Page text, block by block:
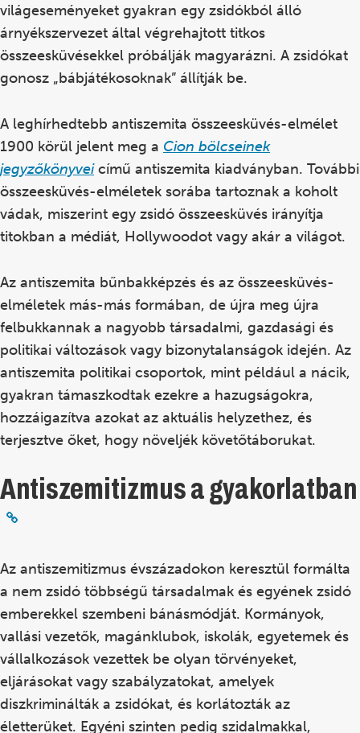
világeseményeket gyakran egy zsidókból álló
árnyékszervezet által végrehajtott titkos
összeesküvésekkel próbálják magyarázni. A zsidókat
gonosz „bábjátékosoknak” állítják be.
A leghírhedtebb antiszemita összeesküvés-elmélet
1900 körül jelent meg a Cion bölcseinek
jegyzőkönyveicímű antiszemita kiadványban. További
összeesküvés-elméletek sorába tartoznak a koholt
vádak, miszerint egy zsidó összeesküvés irányítja
titokban a médiát, Hollywoodot vagy akár a világot.
Az antiszemita bűnbakképzés és az összeesküvés-
elméletek más-más formában, de újra meg újra
felbukkannak a nagyobb társadalmi, gazdasági és
politikai változások vagy bizonytalanságok idején. Az
antiszemita politikai csoportok, mint például a nácik,
gyakran támaszkodtak ezekre a hazugságokra,
hozzáigazítva azokat az aktuális helyzethez, és
terjesztve őket, hogy növeljék követőtáborukat.
Antiszemitizmus a gyakorlatban
Az antiszemitizmus évszázadokon keresztül formálta
a nem zsidó többségű társadalmak és egyének zsidó
emberekkel szembeni bánásmódját. Kormányok,
vallási vezetők, magánklubok, iskolák, egyetemek és
vállalkozások vezettek be olyan törvényeket,
eljárásokat vagy szabályzatokat, amelyek
diszkriminálták a zsidókat, és korlátozták az
életterüket. Egyéni szinten pedig szidalmakkal,